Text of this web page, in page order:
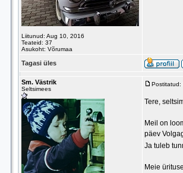
Liitunud: Aug 10, 2016
Teateid: 37
Asukoht: Võrumaa
Tagasi üles
Sm. Västrik
Seltsimees
Postitatud:
Tere,
Meil on
päev
Ja tuleb
Meie